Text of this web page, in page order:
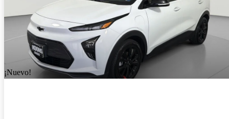
¡Nuevo!